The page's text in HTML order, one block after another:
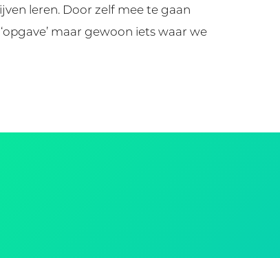
leren. Door zelf mee te gaan
maar gewoon iets waar we